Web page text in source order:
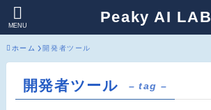
Peaky AI LAB
MENU
ホーム 開発者ツール
開発者ツール – tag –